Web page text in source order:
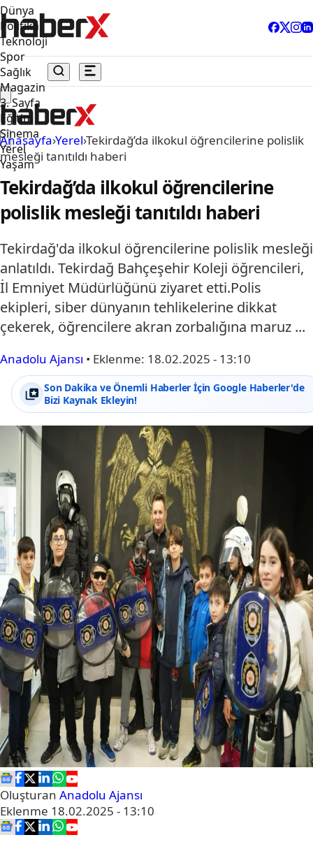
Dünya
Politika
Teknoloji
Spor
Sağlık
Magazin
3. Sayfa
Eğitim
Sinema
Yerel
Yaşam
Anasayfa›Yerel›Tekirdağ’da ilkokul öğrencilerine polislik
mesleği tanıtıldı haberi
Tekirdağ’da ilkokul öğrencilerine
polislik mesleği tanıtıldı haberi
Tekirdağ'da ilkokul öğrencilerine polislik mesleği
anlatıldı. Tekirdağ Bahçeşehir Koleji öğrencileri,
İl Emniyet Müdürlüğünü ziyaret etti.Polis
ekipleri, siber dünyanın tehlikelerine dikkat
çekerek, öğrencilere akran zorbalığına maruz ...
Anadolu Ajansı • Eklenme: 18.02.2025 - 13:10
Son Dakika ve Önemli Haberler İçin Google Haberler'de
Bizi Kaynak Ekleyin!
Oluşturan Anadolu Ajansı
Eklenme 18.02.2025 - 13:10